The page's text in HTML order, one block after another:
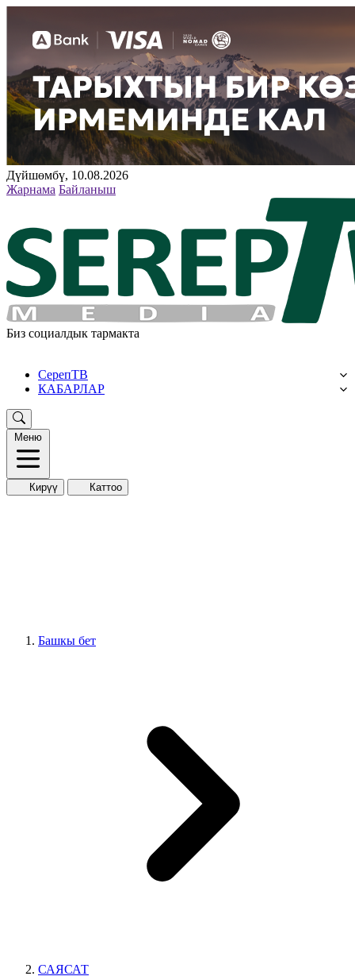
Дүйшөмбү, 10.08.2026
Жарнама Байланыш
Биз социалдык тармакта
СерепТВ
КАБАРЛАР
Меню
Кирүү Каттоо
Башкы бет
САЯСАТ